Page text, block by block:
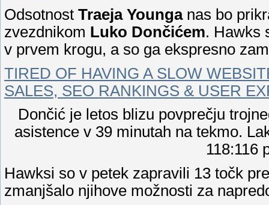
Odsotnost Traeja Younga nas bo
zvezdnikom Luko Dončićem. Hawks
v prvem krogu, a so ga ekspresno
TIRED OF HAVING A SLOW
SALES, SEO RANKINGS & USER
Dončić je letos blizu povprečju
asistence v 39 minutah na tekmo.
118:116
Hawksi so v petek zapravili 13 točk
zmanjšalo njihove možnosti za